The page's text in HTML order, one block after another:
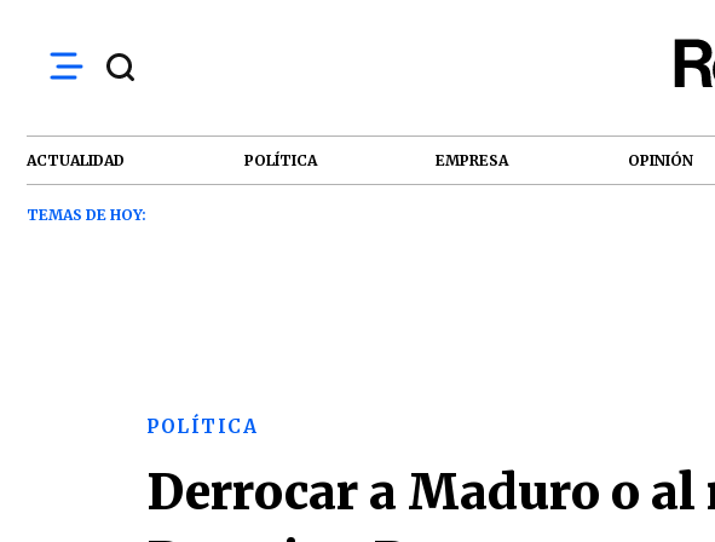
ACTUALIDAD POLÍTICA EMPRESA OPINIÓN
TEMAS DE HOY:
POLÍTICA
Derrocar a Maduro o